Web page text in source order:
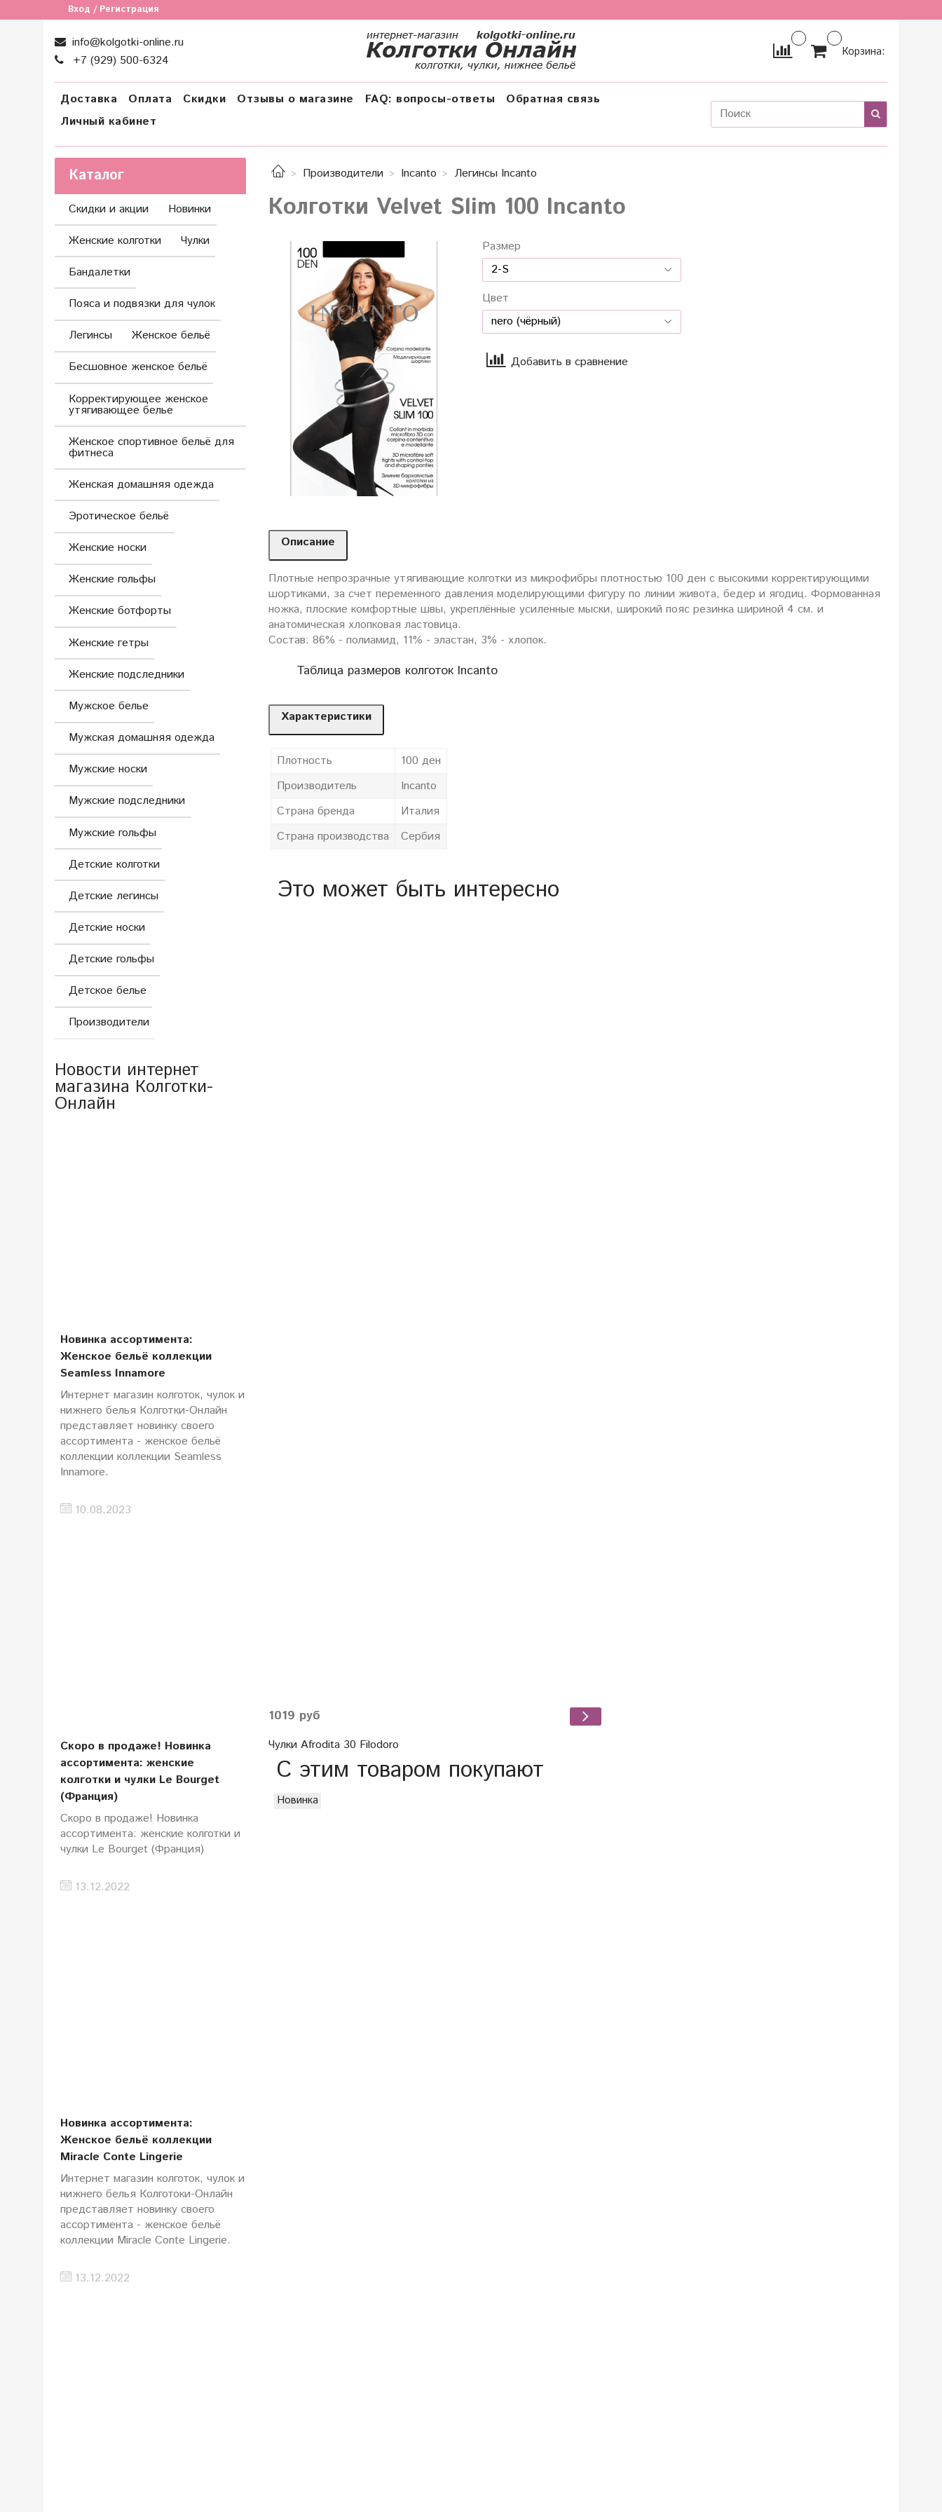
Вход / Регистрация
info@kolgotki-online.ru
+7 (929) 500-6324
Корзина:
Доставка Оплата Скидки Отзывы о магазине FAQ: вопросы-ответы
Обратная связь
Личный кабинет
Производители Incanto Легинсы Incanto
Колготки Velvet Slim 100 Incanto
Размер
Цвет
Добавить в сравнение
Описание
Плотные непрозрачные утягивающие колготки из микрофибры плотностью 100 ден с высокими корректирующими
шортиками, за счет переменного давления моделирующими фигуру по линии живота, бедер и ягодиц. Формованная
ножка, плоские комфортные швы, укреплённые усиленные мыски, широкий пояс резинка шириной 4 см. и
анатомическая хлопковая ластовица.
Состав: 86% - полиамид, 11% - эластан, 3% - хлопок.
Таблица размеров колготок Incanto
Характеристики
Плотность
100 ден
Производитель
Incanto
Страна бренда
Италия
Страна производства
Сербия
Это может быть интересно
1019 руб
Чулки Afrodita 30 Filodoro
С этим товаром покупают
Новинка
Каталог
Скидки и акции
Новинки
Женские колготки
Чулки
Бандалетки
Пояса и подвязки для чулок
Легинсы
Женское бельё
Бесшовное женское бельё
Корректирующее женское
утягивающее белье
Женское спортивное бельё для
фитнеса
Женская домашняя одежда
Эротическое бельё
Женские носки
Женские гольфы
Женские ботфорты
Женские гетры
Женские подследники
Мужское белье
Мужская домашняя одежда
Мужские носки
Мужские подследники
Мужские гольфы
Детские колготки
Детские легинсы
Детские носки
Детские гольфы
Детское белье
Производители
Новости интернет
магазина Колготки-
Онлайн
Новинка ассортимента:
Женское бельё коллекции
Seamless Innamore
Интернет магазин колготок, чулок и
нижнего белья Колготки-Онлайн
представляет новинку своего
ассортимента - женское бельё
коллекции коллекции Seamless
Innamore.
10.08.2023
Скоро в продаже! Новинка
ассортимента: женские
колготки и чулки Le Bourget
(Франция)
Скоро в продаже! Новинка
ассортимента: женские колготки и
чулки Le Bourget (Франция)
13.12.2022
Новинка ассортимента:
Женское бельё коллекции
Miracle Conte Lingerie
Интернет магазин колготок, чулок и
нижнего белья Колготоки-Онлайн
представляет новинку своего
ассортимента - женское бельё
коллекции Miracle Conte Lingerie.
13.12.2022